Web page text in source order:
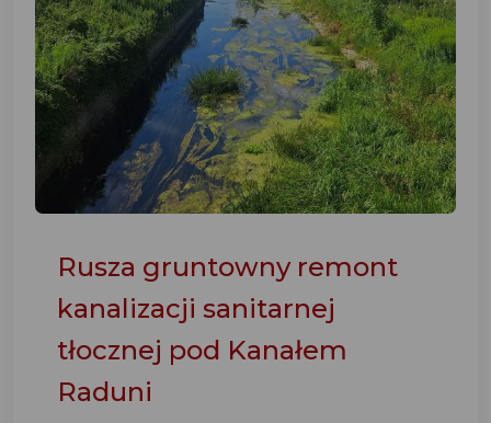
Rusza gruntowny remont
kanalizacji sanitarnej
tłocznej pod Kanałem
Raduni